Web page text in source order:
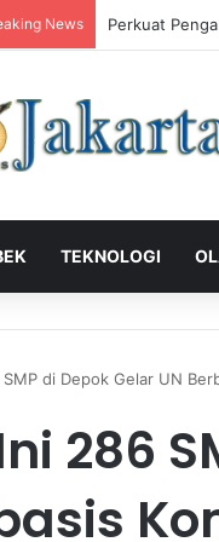
News Perkuat
TEKNOLOGI
di Depok Gelar UN
286